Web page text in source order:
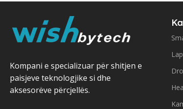
Kompani e specializuar për shitjen e
paisjeve teknologjike si dhe
aksesorëve përcjellës.